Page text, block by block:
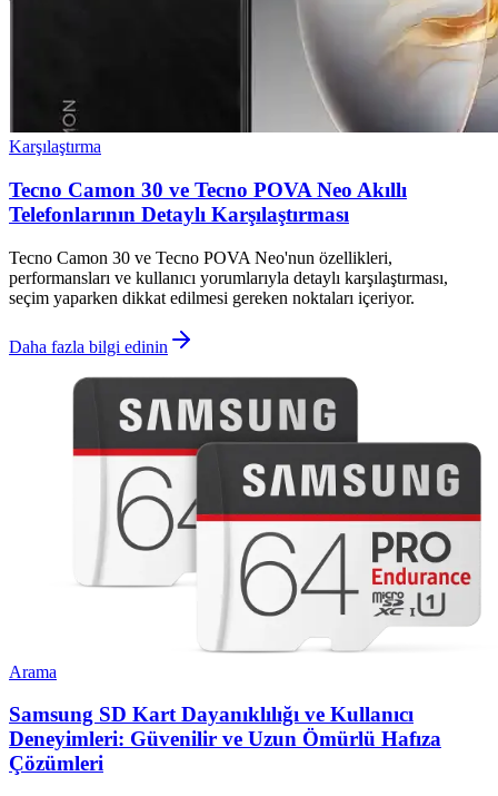
Karşılaştırma
Tecno Camon 30 ve Tecno POVA Neo Akıllı
Telefonlarının Detaylı Karşılaştırması
Tecno Camon 30 ve Tecno POVA Neo'nun özellikleri,
performansları ve kullanıcı yorumlarıyla detaylı karşılaştırması,
seçim yaparken dikkat edilmesi gereken noktaları içeriyor.
Daha fazla bilgi edinin
Arama
Samsung SD Kart Dayanıklılığı ve Kullanıcı
Deneyimleri: Güvenilir ve Uzun Ömürlü Hafıza
Çözümleri